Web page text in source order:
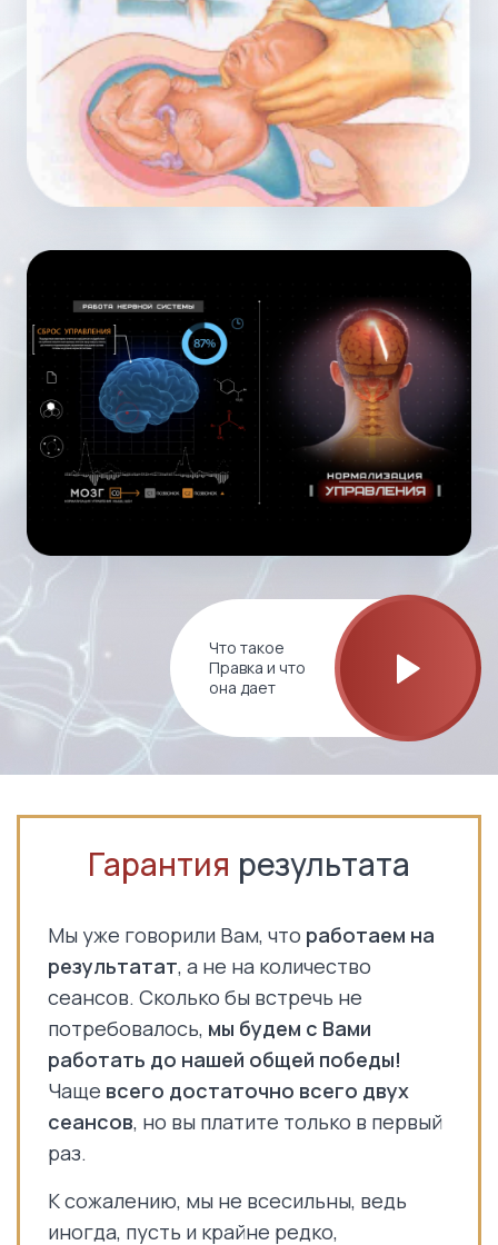
Что такое
Правка и что
она дает
Гарантия результата
Мы уже говорили Вам, что работаем на
результатат, а не на количество
сеансов. Сколько бы встречь не
потребовалось, мы будем с Вами
работать до нашей общей победы!
Чаще всего достаточно всего двух
сеансов, но вы платите только в первый
раз.
К сожалению, мы не всесильны, ведь
иногда, пусть и крайне редко,